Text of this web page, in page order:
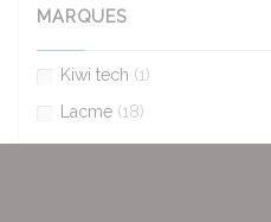
MARQUES
Kiwi tech (1)
Lacme (18)